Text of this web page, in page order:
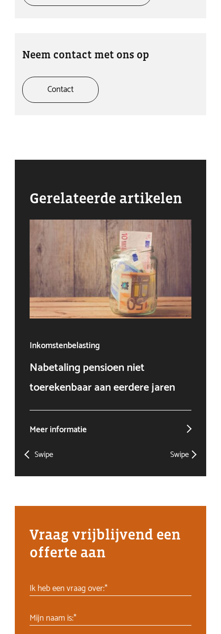
Neem contact met ons op
Contact
Gerelateerde artikelen
Inkomstenbelasting
Nabetaling pensioen niet
toerekenbaar aan eerdere jaren
Meer informatie
Swipe Swipe
Vraag vrijblijvend een
offerte aan
Ik heb een vraag over:*
Mijn naam is:*